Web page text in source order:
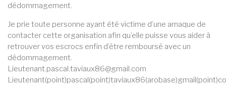
dédommagement.
Je prie toute personne ayant été victime d’une arnaque de
contacter cette organisation afin qu’elle puisse vous aider à
retrouver vos escrocs enfin d’être remboursé avec un
dédommagement.
Lieutenant.pascal.taviaux86@gmail.com